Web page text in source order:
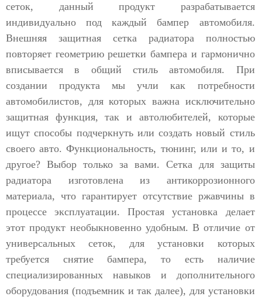
сеток, данный продукт разрабатывается
индивидуально под каждый бампер автомобиля.
Внешняя защитная сетка радиатора полностью
повторяет геометрию решетки бампера и гармонично
вписывается в общий стиль автомобиля. При
создании продукта мы учли как потребности
автомобилистов, для которых важна исключительно
защитная функция, так и автолюбителей, которые
ищут способы подчеркнуть или создать новый стиль
своего авто. Функциональность, тюнинг, или и то, и
другое? Выбор только за вами. Сетка для защиты
радиатора изготовлена из антикоррозионного
материала, что гарантирует отсутствие ржавчины в
процессе эксплуатации. Простая установка делает
этот продукт необыкновенно удобным. В отличие от
универсальных сеток, для установки которых
требуется снятие бампера, то есть наличие
специализированных навыков и дополнительного
оборудования (подъемник и так далее), для установки